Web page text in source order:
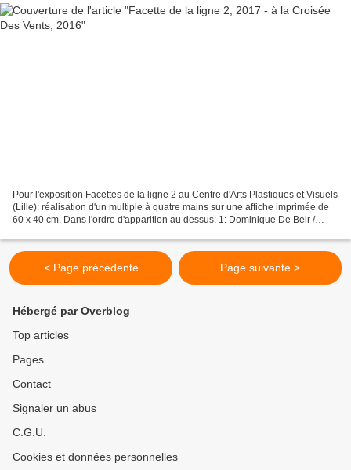
Pour l'exposition Facettes de la ligne 2 au Centre d'Arts Plastiques et Visuels
(Lille): réalisation d'un multiple à quatre mains sur une affiche imprimée de
60 x 40 cm. Dans l'ordre d'apparition au dessus: 1: Dominique De Beir /
< Page précédente Page suivante >
Hébergé par Overblog
Top articles
Pages
Contact
Signaler un abus
C.G.U.
Cookies et données personnelles